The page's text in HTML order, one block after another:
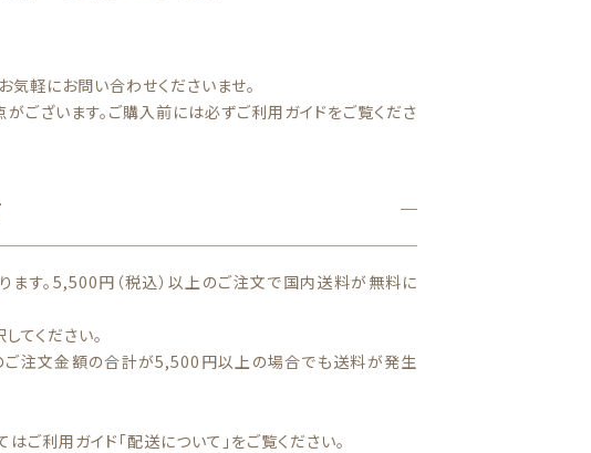
気軽にお問い合わせくださいませ。
ございます。ご購入前には必ずご利用ガイドをご覧くださ
ます。5,500円（税込）以上のご注文で国内送料が無料に
てください。
注文金額の合計が5,500円以上の場合でも送料が発生
ご利用ガイド「配送について」をご覧ください。